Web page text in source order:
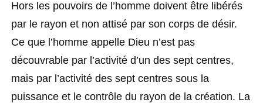
Hors les pouvoirs de l’homme doivent être libérés
par le rayon et non attisé par son corps de désir.
Ce que l’homme appelle Dieu n’est pas
découvrable par l’activité d’un des sept centres,
mais par l’activité des sept centres sous la
puissance et le contrôle du rayon de la création. La